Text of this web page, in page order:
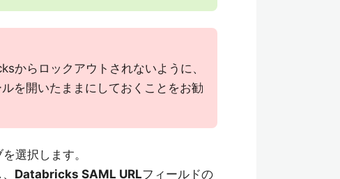
からロックアウトされないように、
を開いたままにしておくことをお勧
選択します。
Databricks SAML URLフィールドの